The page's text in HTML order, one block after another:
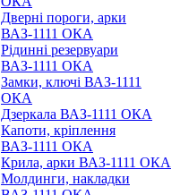
Дверні пороги, арки
ВАЗ-1111 ОКА
Рідинні резервуари
ВАЗ-1111 ОКА
Замки, ключі ВАЗ-1111
ОКА
Дзеркала ВАЗ-1111 ОКА
Капоти, кріплення
ВАЗ-1111 ОКА
Крила, арки ВАЗ-1111 ОКА
Молдинги, накладки